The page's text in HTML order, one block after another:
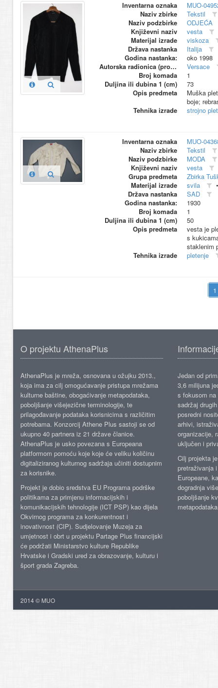
Inventarna oznaka
MUO-
Naziv zbirke
Tekstil
Naziv podzbirke
ODJEĆA
Književni naziv
vesta
Materijal izrade
viskoza
Država nastanka
Italija
Godina nastanka:
oko 1998
Autorska radionica (proizvođač)
Versace
Broj komada
1
Duljina ili dubina 1 (cm)
73
Opis predmeta
Muška
boje;
Tehnika izrade
strojno
Inventarna oznaka
MUO-
Naziv zbirke
Tekstil
Naziv podzbirke
MODA
Književni naziv
vesta
Grupa predmeta
Zbirka
Materijal izrade
svila
Država nastanka
SAD
Godina nastanka:
1930
Broj komada
1
Duljina ili dubina 1 (cm)
50
Opis predmeta
vesta je
s
staklenim
Tehnika izrade
pletenje
O projektu AthenaPlus
AthenaPlus je mreža, osnovana u ožujku 2013.,
koja ima za cilj omogućavanje pristupa mrežama
kulturne baštine, obogaćivanje metapodataka,
poboljšanje višejezične terminologije, te
prilagođavanje podataka korisnicima s različitim
potrebama. Konzorcij Athene Plus sastoji se od
ukupno 40 partnera iz 21 države članice.
AthenaPlus je usko povezana s Europeana
platformom pomoću koje koje će veliku količinu
digitaliziranog kulturnog sadržaja učiniti dostupnim
za korisnike.
Projekt je dobio sredstva EU Programa podrške
politikama za primjenu informacijskih i
komunikacijskih tehnologije (ICT PSP) kao dijela
Okvirnog programa za konkurentnost i
inovativnost (CIP). Sudjelovanje Muzeja za
umjetnost i obrt u projektu Partage Plus financijski
će podržati Ministarstvo kulture Republike
Hrvatske i Gradski ured za obrazovanje, kulturu i
šport grada Zagreba.
Jedan od
3,6 milijuna
s fokusom
sadržaj
posredni
arhivi,
organizacije,
uključen i
Cilj projekta
pretraživanja
Europeane,
dogradnja
poboljšanje
2014 © MUO